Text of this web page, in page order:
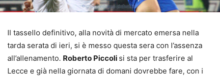
Il tassello definitivo, alla novità di mercato emersa nella
tarda serata di ieri, si è messo questa sera con l’assenza
all’allenamento. Roberto Piccoli si sta per trasferire al
Lecce e già nella giornata di domani dovrebbe fare, con i